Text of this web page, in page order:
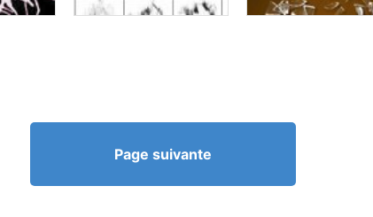
Page suivante